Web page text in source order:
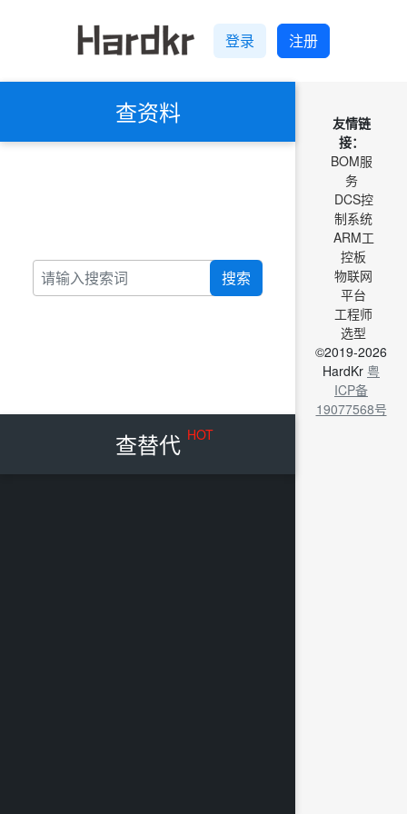
登录 注册
查资料
搜索
查替代 HOT
友情链
接：
BOM服
务
DCS控
制系统
ARM工
控板
物联网
平台
工程师
选型
©2019-2026
HardKr 粤
ICP备
19077568号